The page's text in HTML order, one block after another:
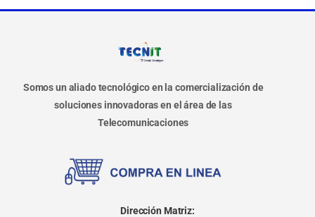
Somos un aliado tecnológico en la comercialización de
soluciones innovadoras en el área de las
Telecomunicaciones
Dirección Matriz: